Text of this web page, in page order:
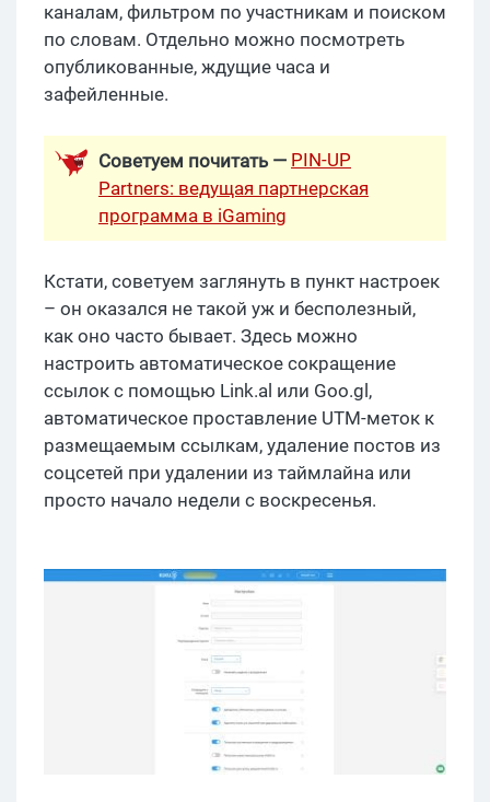
каналам, фильтром по участникам и поиском
по словам. Отдельно можно посмотреть
опубликованные, ждущие часа и
зафейленные.
Советуем почитать — PIN-UP
Partners: ведущая партнерская
программа в iGaming
Кстати, советуем заглянуть в пункт настроек
– он оказался не такой уж и бесполезный,
как оно часто бывает. Здесь можно
настроить автоматическое сокращение
ссылок с помощью Link.al или Goo.gl,
автоматическое проставление UTM-меток к
размещаемым ссылкам, удаление постов из
соцсетей при удалении из таймлайна или
просто начало недели с воскресенья.